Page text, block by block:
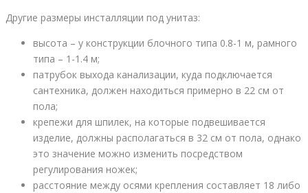
Другие размеры инсталляции под унитаз:
высота – у конструкции блочного типа 0.8-1 м, рамного
типа – 1-1.4 м;
патрубок выхода канализации, куда подключается
сантехника, должен находиться примерно в 22 см от
пола;
крепежи для шпилек, на которые подвешивается
изделие, должны располагаться в 32 см от пола, однако
это значение можно изменить посредством
регулирования ножек;
расстояние между осями крепления составляет 18 либо